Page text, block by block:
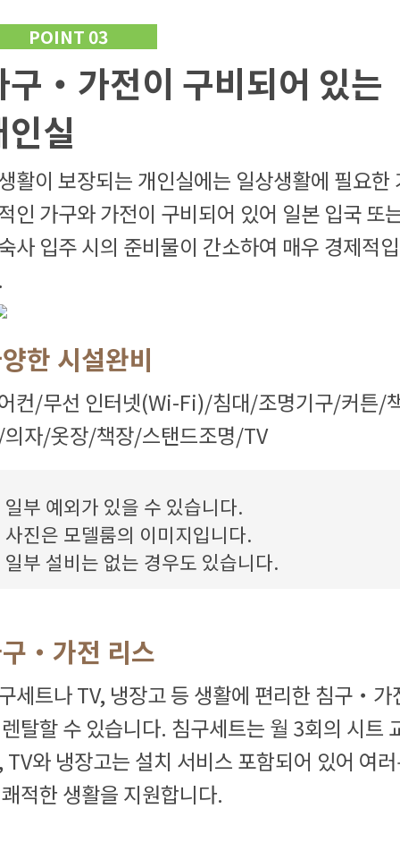
POINT 03
구・가전이 구비되어 있는
실
활이 보장되는 개인실에는 일상생활에 필요한
인 가구와 가전이 구비되어 있어 일본 입국 또
사 입주 시의 준비물이 간소하여 매우 경제적
한 시설완비
컨/무선 인터넷(Wi-Fi)/침대/조명기구/커튼/
자/옷장/책장/스탠드조명/TV
일부 예외가 있을 수 있습니다.
사진은 모델룸의 이미지입니다.
일부 설비는 없는 경우도 있습니다.
・가전 리스
세트나 TV, 냉장고 등 생활에 편리한 침구・가
탈할 수 있습니다. 침구세트는 월 3회의 시트
TV와 냉장고는 설치 서비스 포함되어 있어 여
적한 생활을 지원합니다.